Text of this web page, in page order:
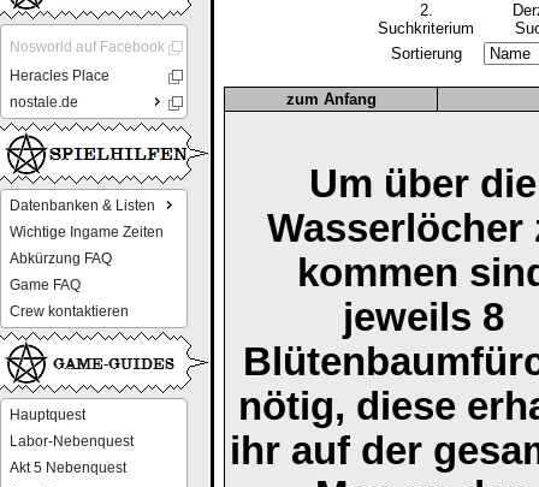
Nosworld auf Facebook
Heracles Place
nostale.de
Datenbanken & Listen
Wichtige Ingame Zeiten
Abkürzung FAQ
Game FAQ
Crew kontaktieren
Hauptquest
Labor-Nebenquest
Akt 5 Nebenquest
2.
Suchkriterium
Sortierung
zum Anfang
Um über die
Wasserlöcher
kommen
jeweils 8
nötig, diese
ihr auf der